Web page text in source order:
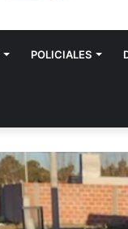
POLICIALES